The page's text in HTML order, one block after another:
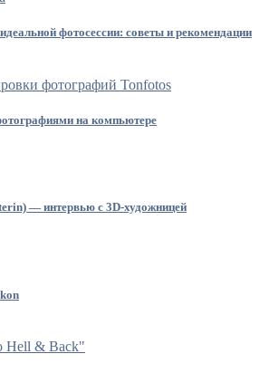
фотосессии: советы и рекомендации
на компьютере
— интервью с 3D-художницей